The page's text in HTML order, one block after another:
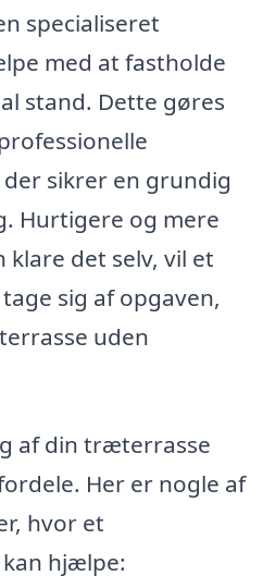
specialiseret
med at fastholde
stand. Dette gøres
sikrer en grundig
Hurtigere og mere
det selv, vil et
sig af opgaven,
uden
af din træterrasse
Her er nogle af
hvor et
hjælpe: